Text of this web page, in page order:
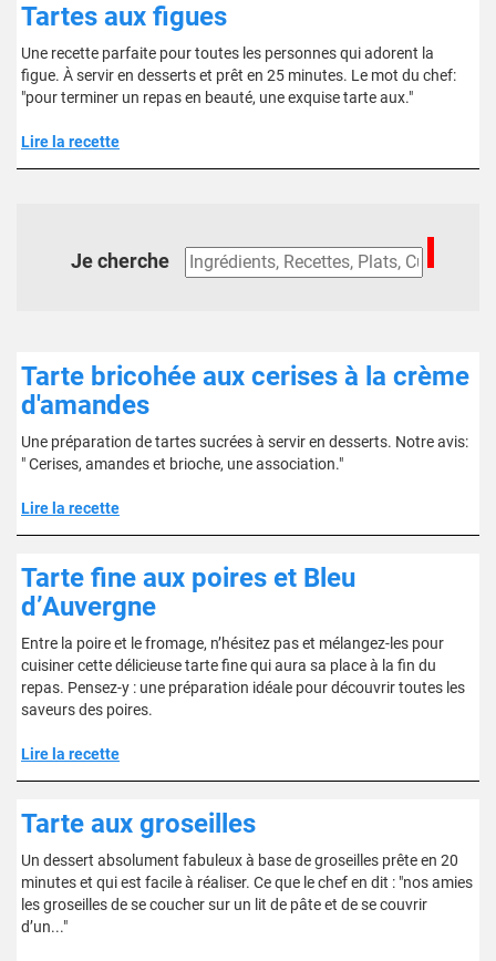
Tartes aux figues
Une recette parfaite pour toutes les personnes qui adorent la
figue. À servir en desserts et prêt en 25 minutes. Le mot du chef:
"pour terminer un repas en beauté, une exquise tarte aux."
Lire la recette
Je cherche
Tarte bricohée aux cerises à la crème
d'amandes
Une préparation de tartes sucrées à servir en desserts. Notre avis:
" Cerises, amandes et brioche, une association."
Lire la recette
Tarte fine aux poires et Bleu
d’Auvergne
Entre la poire et le fromage, n’hésitez pas et mélangez-les pour
cuisiner cette délicieuse tarte fine qui aura sa place à la fin du
repas. Pensez-y : une préparation idéale pour découvrir toutes les
saveurs des poires.
Lire la recette
Tarte aux groseilles
Un dessert absolument fabuleux à base de groseilles prête en 20
minutes et qui est facile à réaliser. Ce que le chef en dit : "nos amies
les groseilles de se coucher sur un lit de pâte et de se couvrir
d’un..."